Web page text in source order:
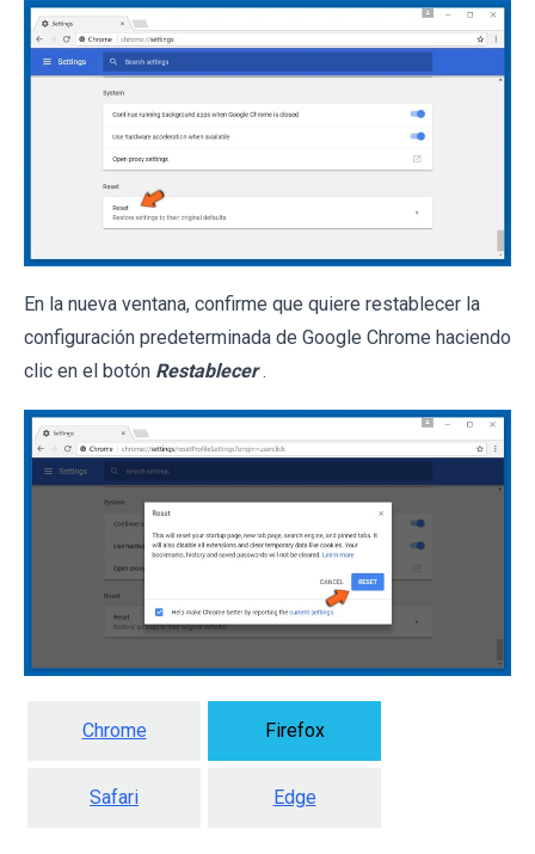
En la nueva ventana, confirme que quiere restablecer la
configuración predeterminada de Google Chrome haciendo
clic en el botón Restablecer .
Chrome Firefox
Safari Edge